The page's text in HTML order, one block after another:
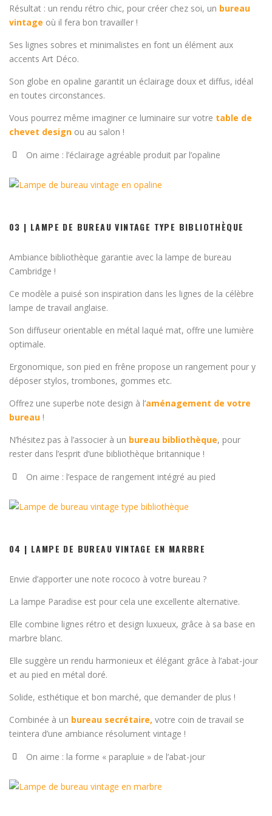
Résultat : un rendu rétro chic, pour créer chez soi, un bureau
vintage où il fera bon travailler !
Ses lignes sobres et minimalistes en font un élément aux
accents Art Déco.
Son globe en opaline garantit un éclairage doux et diffus, idéal
en toutes circonstances.
Vous pourrez même imaginer ce luminaire sur votre table de
chevet design ou au salon !
On aime : l’éclairage agréable produit par l’opaline
03 | LAMPE DE BUREAU VINTAGE TYPE BIBLIOTHÈQUE
Ambiance bibliothèque garantie avec la lampe de bureau
Cambridge !
Ce modèle a puisé son inspiration dans les lignes de la célèbre
lampe de travail anglaise.
Son diffuseur orientable en métal laqué mat, offre une lumière
optimale.
Ergonomique, son pied en frêne propose un rangement pour y
déposer stylos, trombones, gommes etc.
Offrez une superbe note design à l’aménagement de votre
bureau !
N’hésitez pas à l’associer à un bureau bibliothèque, pour
rester dans l’esprit d’une bibliothèque britannique !
On aime : l’espace de rangement intégré au pied
04 | LAMPE DE BUREAU VINTAGE EN MARBRE
Envie d’apporter une note rococo à votre bureau ?
La lampe Paradise est pour cela une excellente alternative.
Elle combine lignes rétro et design luxueux, grâce à sa base en
marbre blanc.
Elle suggère un rendu harmonieux et élégant grâce à l’abat-jour
et au pied en métal doré.
Solide, esthétique et bon marché, que demander de plus !
Combinée à un bureau secrétaire, votre coin de travail se
teintera d’une ambiance résolument vintage !
On aime : la forme « parapluie » de l’abat-jour